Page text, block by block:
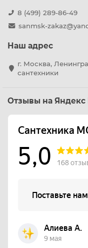
8 (499) 289-86-49
sanmsk-
Наш адрес
г. Москва,
сантехники
Отзывы на Яндекс